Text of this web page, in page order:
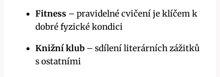
Fitness – pravidelné cvičení je klíčem k
dobré fyzické kondici
Knižní klub – sdílení literárních zážitků
s ostatními